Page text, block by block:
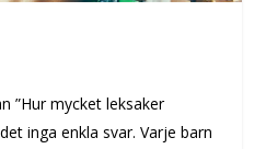
”Hur mycket leksaker
inga enkla svar. Varje barn